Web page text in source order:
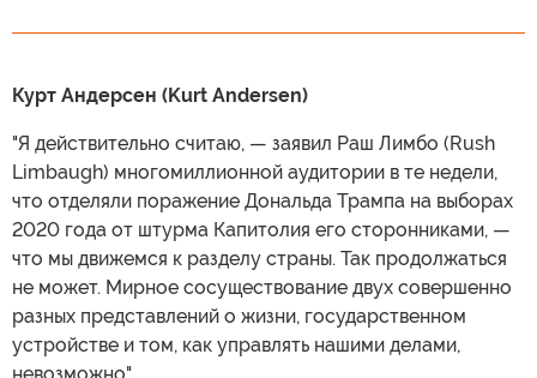
Курт Андерсен (Kurt Andersen)
"Я действительно считаю, — заявил Раш Лимбо (Rush
Limbaugh) многомиллионной аудитории в те недели,
что отделяли поражение Дональда Трампа на выборах
2020 года от штурма Капитолия его сторонниками, —
что мы движемся к разделу страны. Так продолжаться
не может. Мирное сосуществование двух совершенно
разных представлений о жизни, государственном
устройстве и том, как управлять нашими делами,
невозможно".